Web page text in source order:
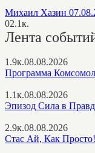
Михаил Хазин
02.1к.
Лента
1.9к.08.08.2026
Программа
1.1к.08.08.2026
Эпизод Сила в
2.9к.08.08.2026
Стас Ай, Как